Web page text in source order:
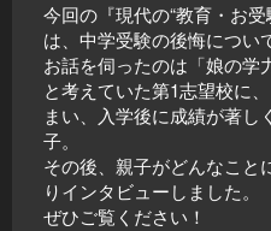
今回の『現代の“教育・お受
は、中学受験の後悔につい
お話を伺ったのは「娘の学
と考えていた第1志望校に
まい、入学後に成績が著し
子。
その後、親子がどんなこと
りインタビューしました。
ぜひご覧ください！